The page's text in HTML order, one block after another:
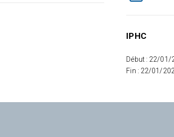
IPHC
Début : 22/01/
Fin : 22/01/